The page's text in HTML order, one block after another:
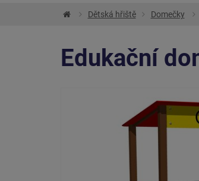
Dětská hřiště Domečky
Edukační